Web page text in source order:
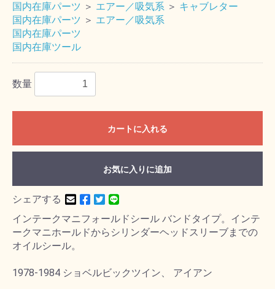
国内在庫パーツ ＞ エアー／吸気系 ＞ キャブレター
国内在庫パーツ ＞ エアー／吸気系
国内在庫パーツ
国内在庫ツール
数量
カートに入れる
お気に入りに追加
シェアする
インテークマニフォールドシール バンドタイプ。インテ
ークマニホールドからシリンダーヘッドスリーブまでの
オイルシール。
1978-1984 ショベルビックツイン、 アイアン